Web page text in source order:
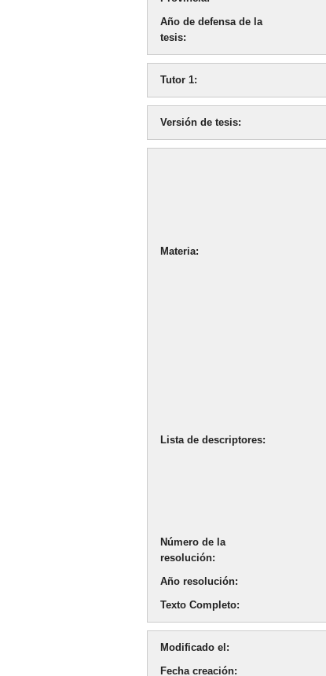
Año de defensa de la
tesis
Tutor 1
Versión de tesis
Materia
Lista de descriptores
Número de la
resolución
Año resolución
Texto Completo
Modificado el
Fecha creación